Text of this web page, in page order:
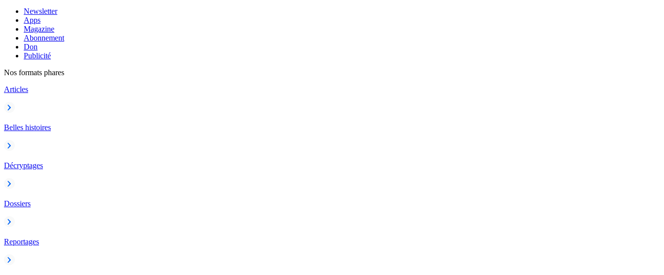
Newsletter
Apps
Magazine
Abonnement
Don
Publicité
Nos formats phares
Articles
Belles histoires
Décryptages
Dossiers
Reportages